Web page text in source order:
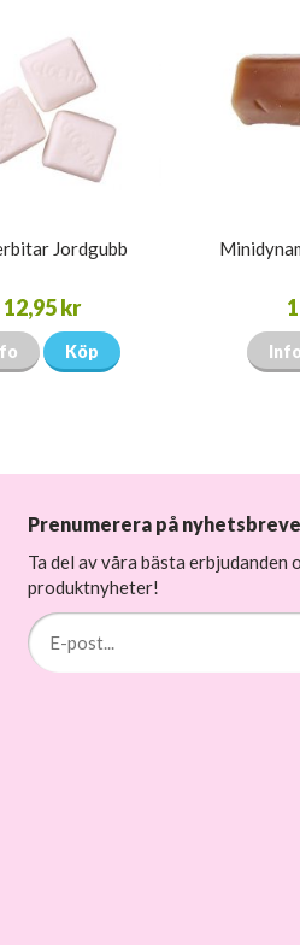
Jordgubb
12,95 kr
Köp Info
Prenumerera på
Ta del av våra bästa erbjudanden
produktnyheter!